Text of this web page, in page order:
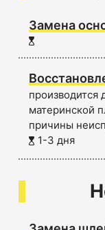
Замена
производится
материнской
причины
1-3 дня